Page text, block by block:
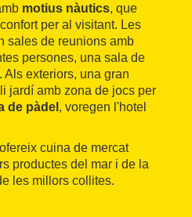
motius nàutics, que
per al visitant. Les
sales de reunions amb
persones, una sala de
. Als exteriors, una gran
jardí amb zona de jocs per
de pàdel , voregen l'hotel
ofereix cuina de mercat
productes del mar i de la
les millors collites.